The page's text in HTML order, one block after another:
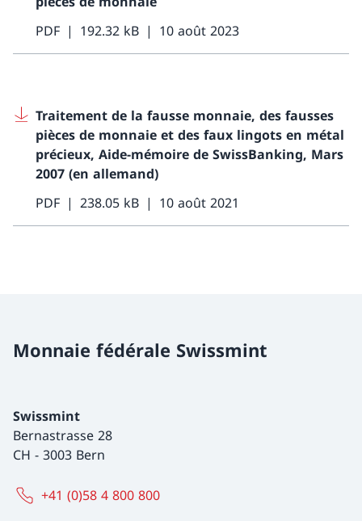
PDF
192.32 kB 10 août 2023
Traitement de la fausse monnaie, des fausses
pièces de monnaie et des faux lingots en métal
précieux, Aide-mémoire de SwissBanking, Mars
2007 (en allemand)
PDF
238.05 kB 10 août 2021
Monnaie fédérale Swissmint
Swissmint
Bernastrasse 28
CH - 3003 Bern
+41 (0)58 4 800 800